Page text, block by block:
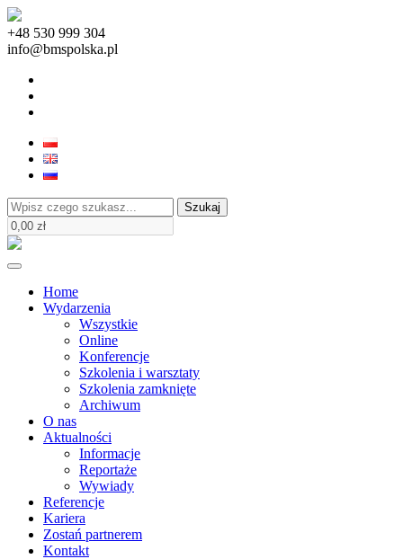
+48 530 999 304
info@bmspolska.pl
Szukaj
Home
Wydarzenia
Wszystkie
Online
Konferencje
Szkolenia i warsztaty
Szkolenia zamknięte
Archiwum
O nas
Aktualności
Informacje
Reportaże
Wywiady
Referencje
Kariera
Zostań partnerem
Kontakt